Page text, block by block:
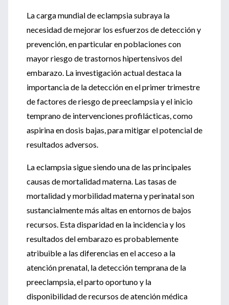
La carga mundial de eclampsia subraya la
necesidad de mejorar los esfuerzos de detección y
prevención, en particular en poblaciones con
mayor riesgo de trastornos hipertensivos del
embarazo. La investigación actual destaca la
importancia de la detección en el primer trimestre
de factores de riesgo de preeclampsia y el inicio
temprano de intervenciones profilácticas, como
aspirina en dosis bajas, para mitigar el potencial de
resultados adversos.
La eclampsia sigue siendo una de las principales
causas de mortalidad materna. Las tasas de
mortalidad y morbilidad materna y perinatal son
sustancialmente más altas en entornos de bajos
recursos. Esta disparidad en la incidencia y los
resultados del embarazo es probablemente
atribuible a las diferencias en el acceso a la
atención prenatal, la detección temprana de la
preeclampsia, el parto oportuno y la
disponibilidad de recursos de atención médica